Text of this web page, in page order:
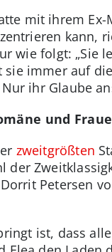
mit ihrem
kann,
wie folgt: „Sie
immer auf
ihr Glaube
und
zweitgrößten
der
Petersen
ist, dass